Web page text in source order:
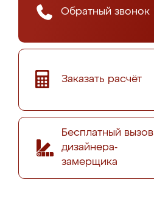
Обратный звонок
Заказать расчёт
Бесплатный вызов
дизайнера-
замерщика